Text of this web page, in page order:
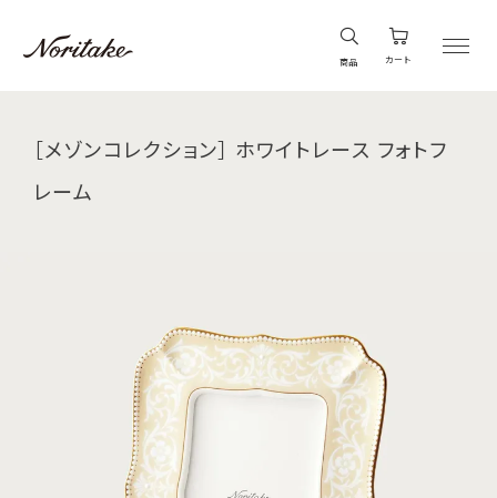
商品 カート
［メゾンコレクション］ ホワイトレース フォトフ
レーム